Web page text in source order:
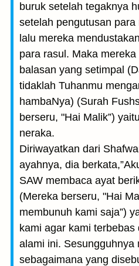
buruk setelah tegaknya
setelah pengutusan
lalu mereka
para rasul. Maka
balasan yang setimpal
tidaklah Tuhanmu
hambaNya) (Surah
berseru, "Hai Malik”)
neraka.
Diriwayatkan dari
ayahnya, dia
SAW membaca ayat
(Mereka berseru, "Hai
membunuh kami saja”)
kami agar kami
alami ini. Sesungguhnya
sebagaimana yang